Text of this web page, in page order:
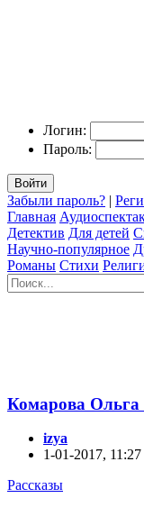
Логин:
Пароль:
Войти
Забыли пароль? |
Главная
Детектив Для детей
Научно-популярное
Романы Стихи
Комарова Ольга
izya
1-01-2017, 11:27
Рассказы